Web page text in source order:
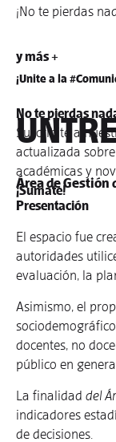
¡No te pierdas
y más +
¡Unite a la
No te pierdas
Suscribite a
actualizada
académicas y
¡Sumate!
Área de Gestión
Presentación
El espacio fue
autoridades
evaluación, la
Asimismo, el
docentes, no
público en
La finalidad del
indicadores
de decisiones.